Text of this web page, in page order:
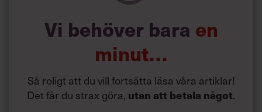
Vi behöver bara en
minut…
Så roligt att du vill fortsätta läsa våra artiklar!
Det får du strax göra, utan att betala något.